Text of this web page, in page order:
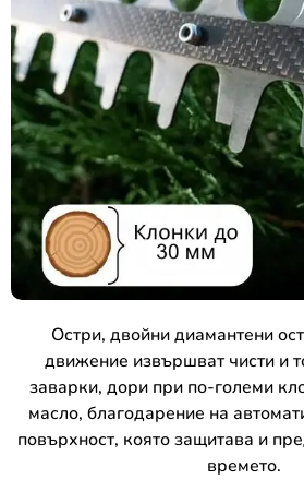
Остри, двойни диамантени
движение извършват чисти и
заварки, дори при по-големи
масло, благодарение на
повърхност, която защитава и
времето.